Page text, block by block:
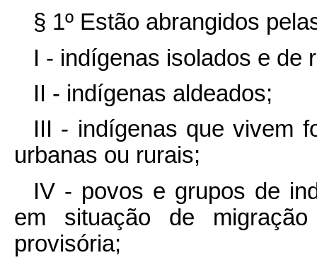
§ 1º Estão abrangidos
I - indígenas isolados e de
II - indígenas aldeados;
III - indígenas que vivem
urbanas ou rurais;
IV - povos e grupos de
em situação de
provisória;